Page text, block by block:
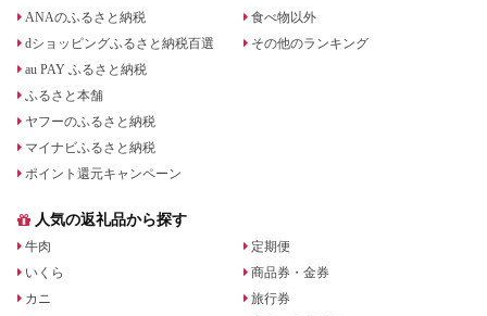
ANAのふるさと納税
dショッピングふるさと納税百選
au PAY ふるさと納税
ふるさと本舗
ヤフーのふるさと納税
マイナビふるさと納税
ポイント還元キャンペーン
食べ物以外
その他のランキング
人気の返礼品から探す
牛肉
いくら
カニ
定期便
商品券・金券
旅行券